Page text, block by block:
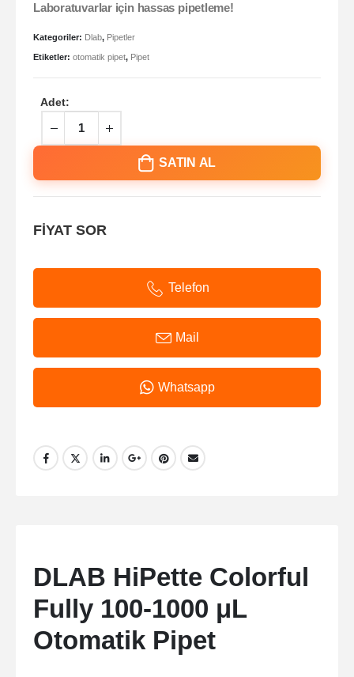
Laboratuvarlar için hassas pipetleme!
Kategoriler: Dlab, Pipetler
Etiketler: otomatik pipet, Pipet
Adet:
SATIN AL
FİYAT SOR
Telefon
Mail
Whatsapp
DLAB HiPette Colorful
Fully 100-1000 μL
Otomatik Pipet